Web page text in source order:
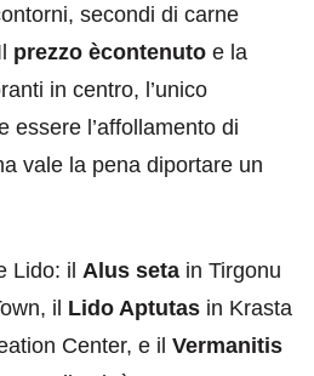
secondi di carne
prezzo ècontenuto e la
in centro, l’unico
essere l’affollamento di
vale la pena diportare un
Lido: il Alus seta in Tirgonu
il Lido Aptutas in Krasta
Center, e il Vermanitis